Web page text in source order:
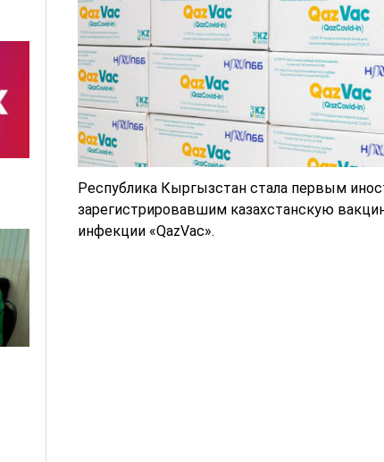
Республика Кыргызстан стала первым
зарегистрировавшим казахстанскую
инфекции «QazVac».